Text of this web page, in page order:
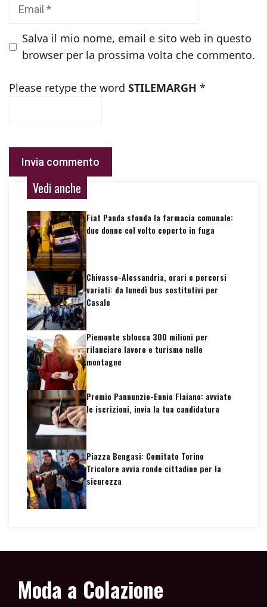
Salva il mio nome, email e sito web in questo
browser per la prossima volta che commento.
Please retype the word STILEMARGH *
Vedi anche
Fiat Panda sfonda la farmacia comunale:
due donne col volto coperto in fuga
Chivasso-Alessandria, orari e percorsi
variati: da lunedì bus sostitutivi per
Casale
Piemonte sblocca 300 milioni per
rilanciare lavoro e turismo nelle
montagne
Premio Pannunzio-Ennio Flaiano: avviate
le iscrizioni, invia la tua candidatura
Piazza Bengasi: Comitato Torino
Tricolore avvia ronde cittadine per la
sicurezza
Moda a Colazione